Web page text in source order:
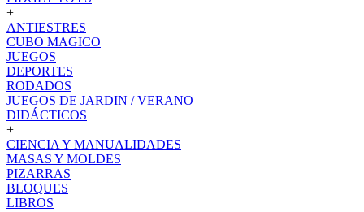
+
ANTIESTRES
CUBO MAGICO
JUEGOS
DEPORTES
RODADOS
JUEGOS DE JARDIN / VERANO
DIDÁCTICOS
+
CIENCIA Y MANUALIDADES
MASAS Y MOLDES
PIZARRAS
BLOQUES
LIBROS